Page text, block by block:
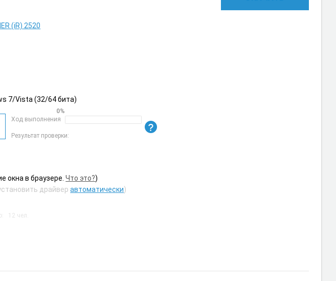
7/Vista (32/64 бита)
Ход выполнения
0%
Результат проверки:
окна в браузере. Что это?)
драйверавтоматически)
12 чел.